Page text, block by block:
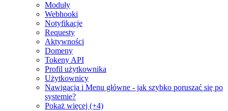
Moduły
Webhooki
Notyfikacje
Requesty
Aktywności
Domeny
Tokeny API
Profil użytkownika
Użytkownicy
Nawigacja i Menu główne - jak szybko poruszać się po
systemie?
Pokaż więcej (+4)